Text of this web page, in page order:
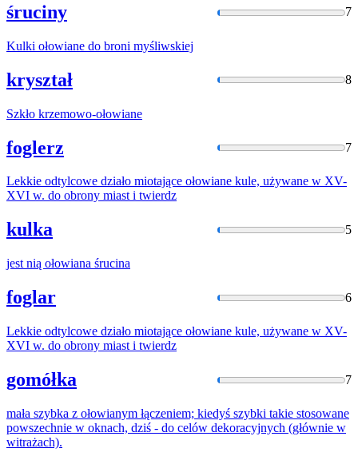
śruciny 7
Kulki ołowiane do broni myśliwskiej
kryształ 8
Szkło krzemowo-ołowiane
foglerz 7
Lekkie odtylcowe działo miotające ołowiane kule, używane w XV-
XVI w. do obrony miast i twierdz
kulka 5
jest nią ołowiana śrucina
foglar 6
Lekkie odtylcowe działo miotające ołowiane kule, używane w XV-
XVI w. do obrony miast i twierdz
gomółka 7
mała szybka z ołowianym łączeniem; kiedyś szybki takie stosowane
powszechnie w oknach, dziś - do celów dekoracyjnych (głównie w
witrażach).